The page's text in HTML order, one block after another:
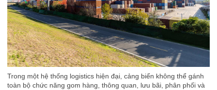
Trong một hệ thống logistics hiện đại, cảng biển không thể gánh
toàn bộ chức năng gom hàng, thông quan, lưu bãi, phân phối và